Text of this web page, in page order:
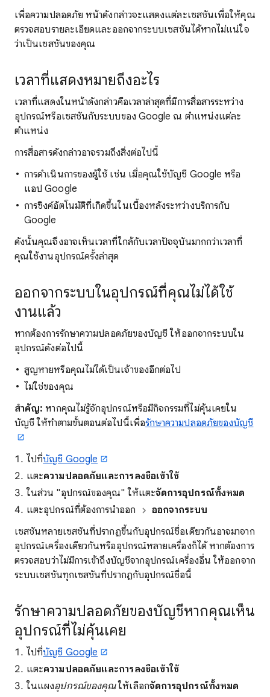
เพื่อความปลอดภัย หน้าดังกล่าวจะแสดงแต่ละเซสชันเพื่อให้คุณ
ตรวจสอบรายละเอียดและออกจากระบบเซสชันได้หากไม่แน่ใจ
ว่าเป็นเซสชันของคุณ
เวลาที่แสดงหมายถึงอะไร
เวลาที่แสดงในหน้าดังกล่าวคือเวลาล่าสุดที่มีการสื่อสารระหว่าง
อุปกรณ์หรือเซสชันกับระบบของ Google ณ ตำแหน่งแต่ละ
ตำแหน่ง
การสื่อสารดังกล่าวอาจรวมถึงสิ่งต่อไปนี้
การดําเนินการของผู้ใช้ เช่น เมื่อคุณใช้บัญชี Google หรือ
แอป Google
การซิงค์อัตโนมัติที่เกิดขึ้นในเบื้องหลังระหว่างบริการกับ
Google
ดังนั้นคุณจึงอาจเห็นเวลาที่ใกล้กับเวลาปัจจุบันมากกว่าเวลาที่
คุณใช้งานอุปกรณ์ครั้งล่าสุด
ออกจากระบบในอุปกรณ์ที่คุณไม่ได้ใช้
งานแล้ว
หากต้องการรักษาความปลอดภัยของบัญชี ให้ออกจากระบบใน
อุปกรณ์ดังต่อไปนี้
สูญหายหรือคุณไม่ได้เป็นเจ้าของอีกต่อไป
ไม่ใช่ของคุณ
สำคัญ: หากคุณไม่รู้จักอุปกรณ์หรือมีกิจกรรมที่ไม่คุ้นเคยใน
บัญชี ให้ทำตามขั้นตอนต่อไปนี้เพื่อรักษาความปลอดภัยของบัญชี
ไปที่บัญชี Google
แตะความปลอดภัยและการลงชื่อเข้าใช้
ในส่วน "อุปกรณ์ของคุณ" ให้แตะจัดการอุปกรณ์ทั้งหมด
แตะอุปกรณ์ที่ต้องการนำออก
ออกจากระบบ
เซสชันหลายเซสชันที่ปรากฏขึ้นกับอุปกรณ์ชื่อเดียวกันอาจมาจาก
อุปกรณ์เครื่องเดียวกันหรืออุปกรณ์หลายเครื่องก็ได้ หากต้องการ
ตรวจสอบว่าไม่มีการเข้าถึงบัญชีจากอุปกรณ์เครื่องอื่น ให้ออกจาก
ระบบเซสชันทุกเซสชันที่ปรากฏกับอุปกรณ์ชื่อนี้
รักษาความปลอดภัยของบัญชีหากคุณเห็น
อุปกรณ์ที่ไม่คุ้นเคย
ไปที่บัญชี Google
แตะความปลอดภัยและการลงชื่อเข้าใช้
ในแผงอุปกรณ์ของคุณให้เลือกจัดการอุปกรณ์ทั้งหมด